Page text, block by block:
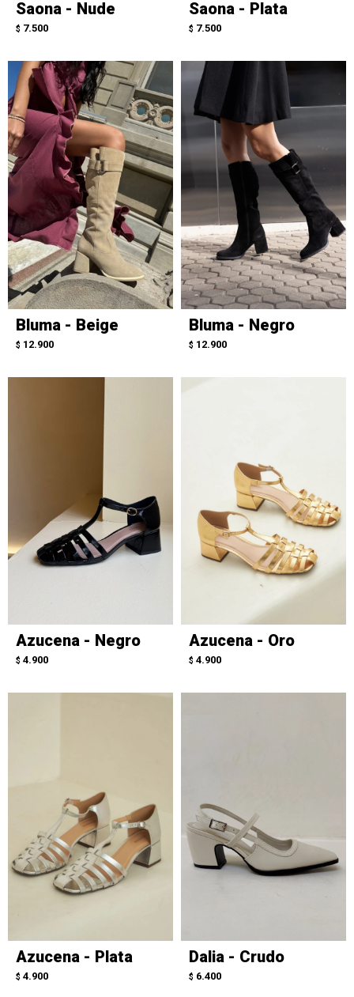
Saona - Nude
$ 7.500
Saona - Plata
$ 7.500
Bluma - Beige
$ 12.900
Bluma - Negro
$ 12.900
Azucena - Negro
$ 4.900
Azucena - Oro
$ 4.900
Azucena - Plata
$ 4.900
Dalia - Crudo
$ 6.400